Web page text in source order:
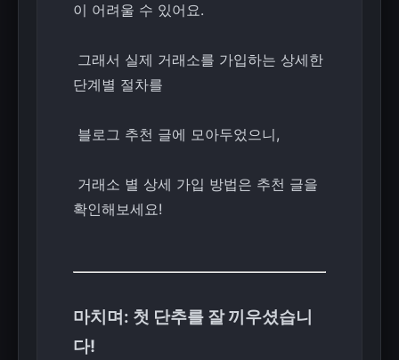
이 어려울 수 있어요.
그래서 실제 거래소를 가입하는 상세한
단계별 절차를
블로그 추천 글에 모아두었으니,
거래소 별 상세 가입 방법은 추천 글을
확인해보세요!
마치며: 첫 단추를 잘 끼우셨습니
다!